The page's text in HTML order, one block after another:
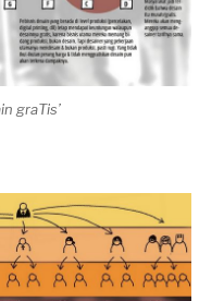
graTis’